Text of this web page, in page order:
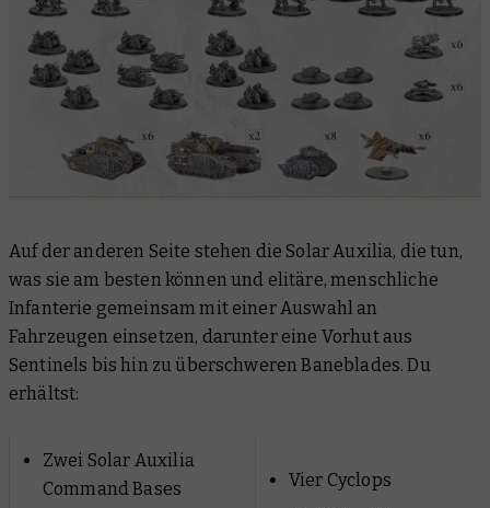
Auf der anderen Seite stehen die Solar Auxilia, die tun,
was sie am besten können und elitäre, menschliche
Infanterie gemeinsam mit einer Auswahl an
Fahrzeugen einsetzen, darunter eine Vorhut aus
Sentinels bis hin zu überschweren Baneblades. Du
erhältst:
Zwei Solar Auxilia
Command Bases
Vier Cyclops